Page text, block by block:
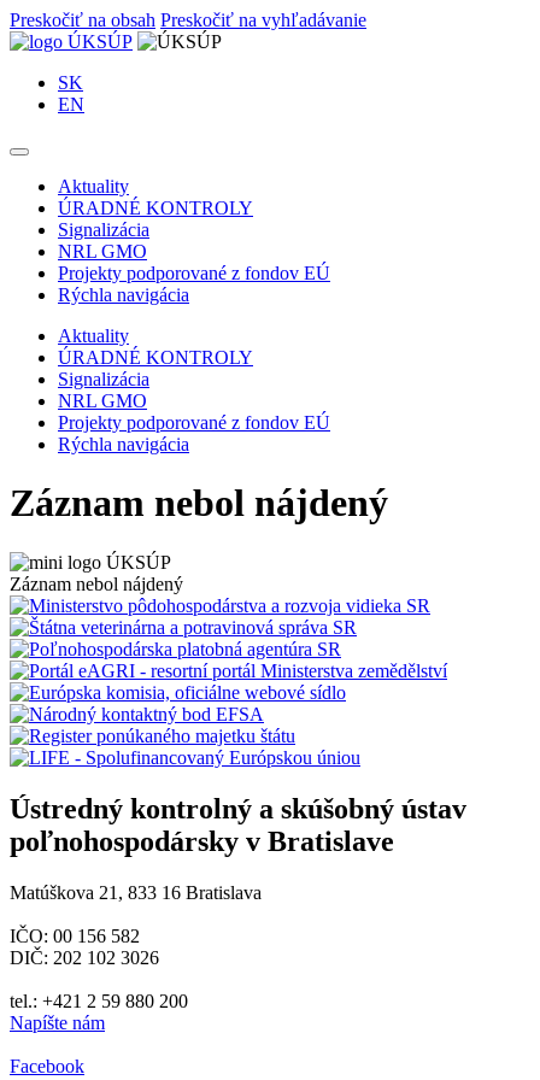
Preskočiť na obsah Preskočiť na vyhľadávanie
SK
EN
Aktuality
ÚRADNÉ KONTROLY
Signalizácia
NRL GMO
Projekty podporované z fondov EÚ
Rýchla navigácia
Aktuality
ÚRADNÉ KONTROLY
Signalizácia
NRL GMO
Projekty podporované z fondov EÚ
Rýchla navigácia
Záznam nebol nájdený
Záznam nebol nájdený
Ústredný kontrolný a skúšobný ústav
poľnohospodársky v Bratislave
Matúškova 21, 833 16 Bratislava
IČO: 00 156 582
DIČ: 202 102 3026
tel.: +421 2 59 880 200
Napíšte nám
Facebook